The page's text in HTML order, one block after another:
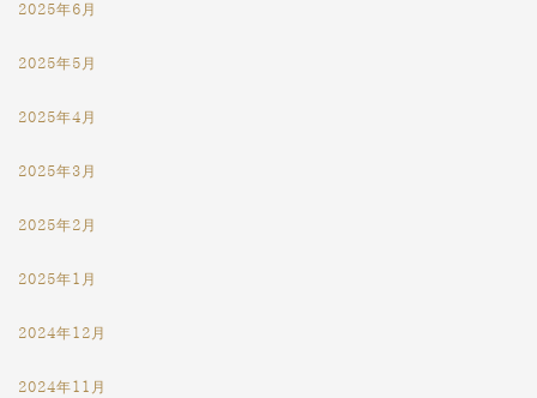
2025年6月
2025年5月
2025年4月
2025年3月
2025年2月
2025年1月
2024年12月
2024年11月